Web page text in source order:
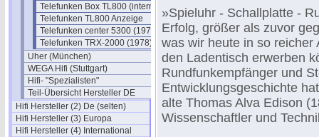
Telefunken Box TL800 (interna)
Telefunken TL800 Anzeige
Telefunken center 5300 (1976)
Telefunken TRX-2000 (1978)
Uher (München)
WEGA Hifi (Stuttgart)
Hifi- "Spezialisten"
Teil-Übersicht Hersteller DE
Hifi Hersteller (2) De (selten)
Hifi Hersteller (3) Europa
Hifi Hersteller (4) International
»Spieluhr - Schallplatte -
Erfolg, größer als zuvor
was wir heute in so reicher
den Ladentisch erwerben
Rundfunkempfänger und
Entwicklungsgeschichte
alte Thomas Alva Edison
Wissenschaftler und